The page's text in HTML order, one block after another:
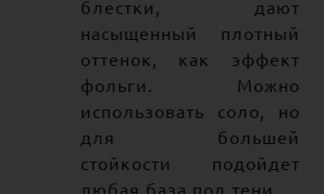
блестки, дают
насыщенный плотный
оттенок, как эффект
фольги. Можно
использовать соло, но
для большей
стойкости подойдет
любая база под тени.